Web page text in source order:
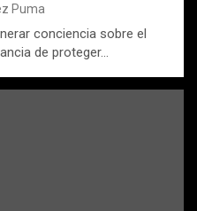
Puma
conciencia sobre el
de proteger…